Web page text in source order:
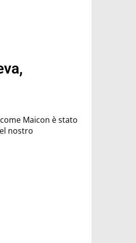
Maicon è stato
nostro